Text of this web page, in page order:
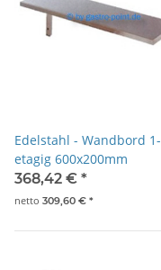
Edelstahl - Wandbord 1-
etagig 600x200mm
368,42 € *
netto 309,60 € *